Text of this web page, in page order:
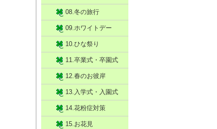
08.冬の旅行
09.ホワイトデー
10.ひな祭り
11.卒業式・卒園式
12.春のお彼岸
13.入学式・入園式
14.花粉症対策
15.お花見